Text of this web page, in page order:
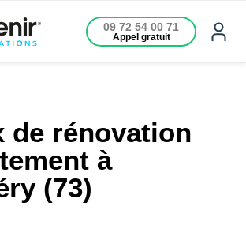
09 72 54 00 71
Appel gratuit
de rénovation
à
(73)